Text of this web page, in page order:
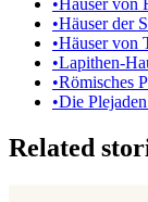
•Häuser von
•Häuser der
•Häuser von
•Lapithen-
•Römisches
•Die
Related